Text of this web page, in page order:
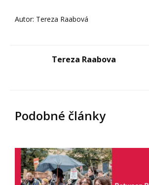
Autor: Tereza Raabová
Tereza Raabova
Podobné články